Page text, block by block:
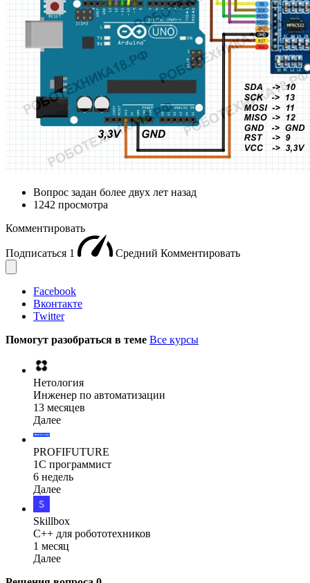
Вопрос задан более двух лет назад
1242 просмотра
Комментировать
Подписаться 1 Средний Комментировать
Facebook
Вконтакте
Twitter
Помогут разобраться в теме Все курсы
Нетология
Инженер по автоматизации
13 месяцев
Далее
PROFIFUTURE
1С программист
6 недель
Далее
Skillbox
C++ для робототехников
1 месяц
Далее